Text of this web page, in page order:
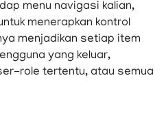
menu navigasi kalian,
menerapkan kontrol
menjadikan setiap item
yang keluar,
role tertentu, atau semua